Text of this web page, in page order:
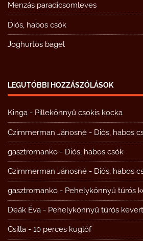
Menzás paradicsomleves
Diós, habos csók
Joghurtos bagel
LEGUTÓBBI HOZZÁSZÓLÁSOK
Kinga - Pillekönnyű csokis kocka
Czimmerman Jánosné - Diós, habos
gasztromanko - Diós, habos csók
Czimmerman Jánosné - Diós, habos
gasztromanko - Pehelykönnyű túrós
Deák Éva - Pehelykönnyű túrós kevert
Csilla - 10 perces kuglóf